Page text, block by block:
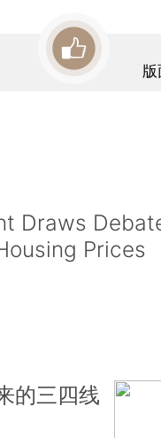
Draws
Prices
的三四线